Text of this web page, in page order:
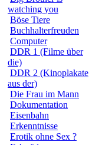
watching you
Böse Tiere
Buchhalterfreuden
Computer
DDR 1 (Filme über
die)
DDR 2 (Kinoplakate
aus der)
Die Frau im Mann
Dokumentation
Eisenbahn
Erkenntnisse
Erotik ohne Sex ?